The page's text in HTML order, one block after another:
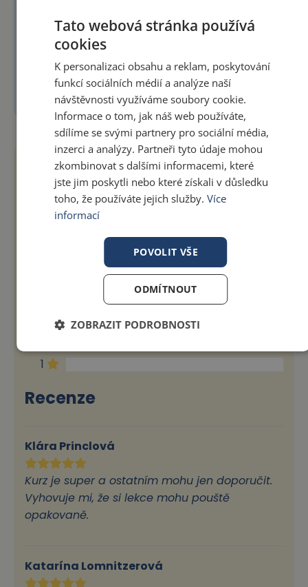
Garance 100% spokojenosti
✅ Kombinace video lekcí, audio nahrávek a
bonusů k vytištění.
Co na kurz říkají ostatní
5 z 5
1
Recenze
Klára Princlová
Kurz je super a ostatním mohu jen doporučit.
Vyhovuje mi, že si lekce mohu pouště
opakovaně.
Katarína Lomnitzerová
Tato webová stránka používá
cookies
K personalizaci obsahu a reklam, poskytování
funkcí sociálních médií a analýze naší
návštěvnosti využíváme soubory cookie.
Informace o tom, jak náš web používáte,
sdílíme se svými partnery pro sociální média,
inzerci a analýzy. Partneři tyto údaje mohou
zkombinovat s dalšími informacemi, které
jste jim poskytli nebo které získali v důsledku
toho, že používáte jejich služby. Více
informací
POVOLIT VŠE
ODMÍTNOUT
ZOBRAZIT PODROBNOSTI